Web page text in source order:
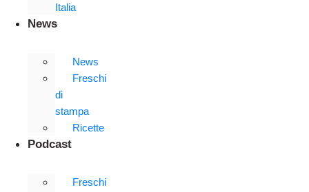
Italia
News
News
Freschi
di
stampa
Ricette
Podcast
Freschi